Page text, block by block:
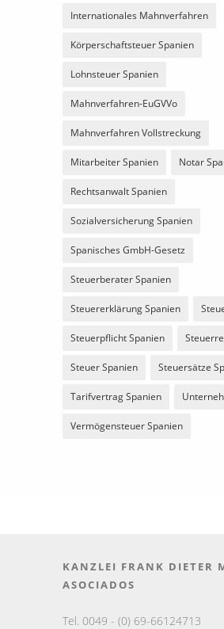
Internationales Mahnverfahren
Körperschaftsteuer Spanien
Lohnsteuer Spanien
Mahnverfahren-EuGVVo
Mahnverfahren Vollstreckung
Mitarbeiter Spanien Notar
Rechtsanwalt Spanien
Sozialversicherung Spanien
Spanisches GmbH-Gesetz
Steuerberater Spanien
Steuererklärung Spanien
Steuerpflicht Spanien
Steuer Spanien Steuersätze
Tarifvertrag Spanien
Vermögensteuer Spanien
KANZLEI FRANK DIETER
ASOCIADOS
Tel. 0049 - (0) 69-66124713